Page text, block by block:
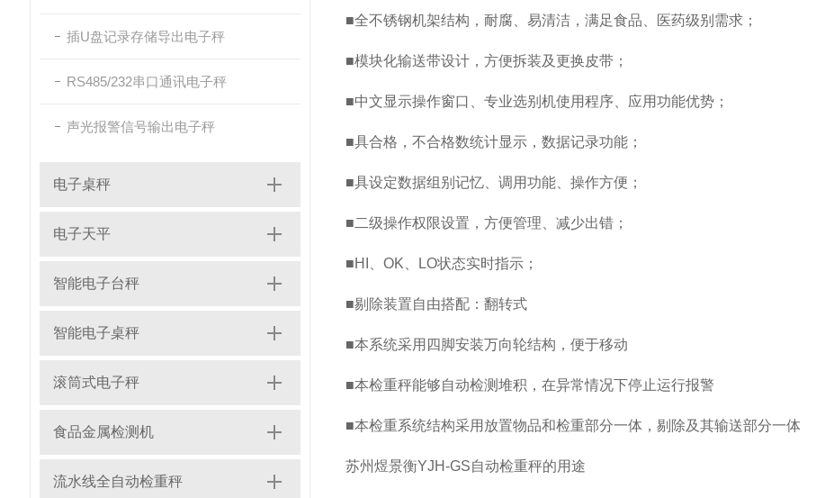
插U盘记录存储导出电子秤
RS485/232串口通讯电子秤
声光报警信号输出电子秤
电子桌秤
电子天平
智能电子台秤
智能电子桌秤
滚筒式电子秤
食品金属检测机
流水线全自动检重秤
■全不锈钢机架结构，耐腐、易清洁，满足食品、医药级别需求；
■模块化输送带设计，方便拆装及更换皮带；
■中文显示操作窗口、专业选别机使用程序、应用功能优势；
■具合格，不合格数统计显示，数据记录功能；
■具设定数据组别记忆、调用功能、操作方便；
■二级操作权限设置，方便管理、减少出错；
■HI、OK、LO状态实时指示；
■剔除装置自由搭配：翻转式
■本系统采用四脚安装万向轮结构，便于移动
■本检重秤能够自动检测堆积，在异常情况下停止运行报警
■本检重系统结构采用放置物品和检重部分一体，剔除及其输送部分一体
苏州煜景衡YJH-GS自动检重秤的用途